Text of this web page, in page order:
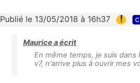
Publié le 13/05/2018 à 16h37 !
Maurice a écrit
En même temps, je suis
v7, n'arrive plus à ouvrir mes